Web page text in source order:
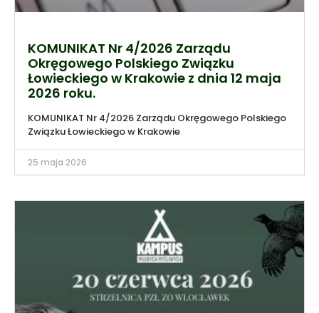
KOMUNIKAT Nr 4/2026 Zarządu
Okręgowego Polskiego Związku
Łowieckiego w Krakowie z dnia 12 maja
2026 roku.
KOMUNIKAT Nr 4/2026 Zarządu Okręgowego Polskiego
Związku Łowieckiego w Krakowie
25 maja 2026